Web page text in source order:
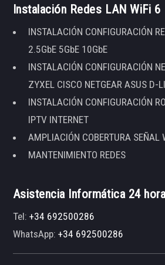
Instalación Redes LAN WiFi 6
INSTALACIÓN CONFIGURACIÓN
2.5GbE 5GbE 10GbE
INSTALACIÓN CONFIGURACIÓN
ZYXEL CISCO NETGEAR ASUS D-
INSTALACIÓN CONFIGURACIÓN
IPTV INTERNET
AMPLIACIÓN COBERTURA SEÑAL
MANTENIMIENTO REDES
Asistencia Informática 24
Tel:+34 692500286
WhatsApp:+34 692500286